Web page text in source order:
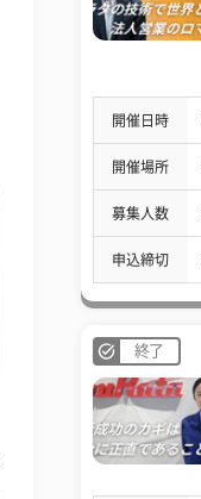
開催日時
開催場所
募集人数
申込締切
終了